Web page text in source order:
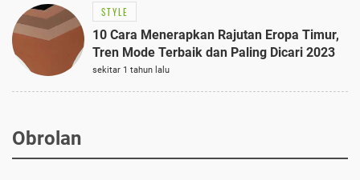
STYLE
10 Cara Menerapkan Rajutan Eropa Timur,
Tren Mode Terbaik dan Paling Dicari 2023
sekitar 1 tahun lalu
Obrolan